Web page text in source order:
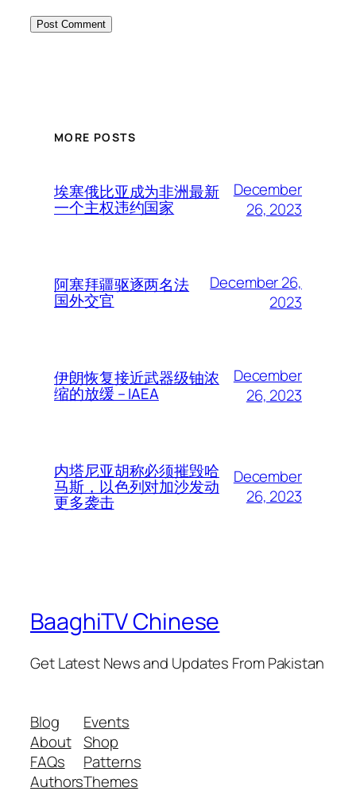
MORE POSTS
埃塞俄比亚成为非洲最新
一个主权违约国家
December
26, 2023
阿塞拜疆驱逐两名法
国外交官
December 26,
2023
伊朗恢复接近武器级铀浓
缩的放缓 – IAEA
December
26, 2023
内塔尼亚胡称必须摧毁哈
马斯，以色列对加沙发动
更多袭击
December
26, 2023
BaaghiTV Chinese
Get Latest News and Updates From Pakistan
Blog
About
FAQs
Authors
Events
Shop
Patterns
Themes